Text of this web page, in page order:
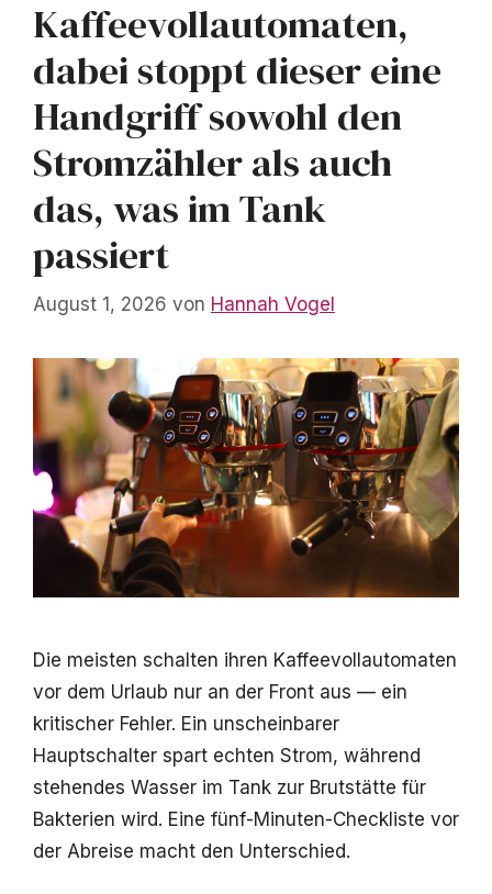
Kaffeevollautomaten,
dabei stoppt dieser eine
Handgriff sowohl den
Stromzähler als auch
das, was im Tank
passiert
August 1, 2026 von Hannah Vogel
Die meisten schalten ihren Kaffeevollautomaten
vor dem Urlaub nur an der Front aus — ein
kritischer Fehler. Ein unscheinbarer
Hauptschalter spart echten Strom, während
stehendes Wasser im Tank zur Brutstätte für
Bakterien wird. Eine fünf-Minuten-Checkliste vor
der Abreise macht den Unterschied.